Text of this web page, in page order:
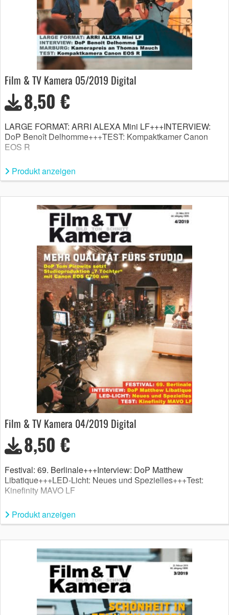
Film & TV Kamera 05/2019 Digital
8,50 €
LARGE FORMAT: ARRI ALEXA Mini LF+++INTERVIEW:
DoP Benoît Delhomme+++TEST: Kompaktkamer Canon
EOS R
Produkt anzeigen
Film & TV Kamera 04/2019 Digital
8,50 €
Festival: 69. Berlinale+++Interview: DoP Matthew
Libatique+++LED-Licht: Neues und Spezielles+++Test:
Kinefinity MAVO LF
Produkt anzeigen